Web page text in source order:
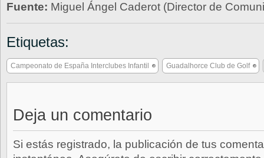
Fuente: Miguel Ángel Caderot (Director de
Etiquetas:
Campeonato de España Interclubes Infantil Guadalhorce Club de Golf
Deja un comentario
Si estás registrado, la publicación de tus